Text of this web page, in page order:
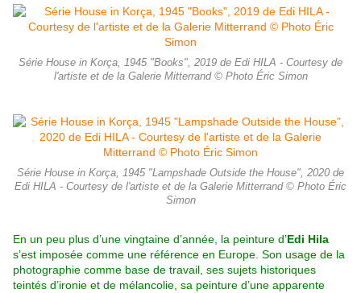
Série House in Korça, 1945 "Books", 2019 de Edi HILA - Courtesy de
l'artiste et de la Galerie Mitterrand © Photo Éric Simon
Série House in Korça, 1945 "Lampshade Outside the House", 2020 de
Edi HILA - Courtesy de l'artiste et de la Galerie Mitterrand © Photo Éric
Simon
En un peu plus d’une vingtaine d’année, la peinture d’Edi Hila
s’est imposée comme une référence en Europe. Son usage de la
photographie comme base de travail, ses sujets historiques
teintés d’ironie et de mélancolie, sa peinture d’une apparente